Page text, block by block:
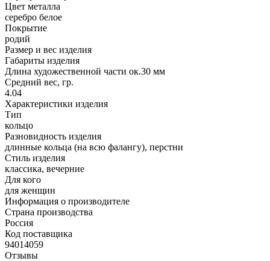
Цвет металла
серебро белое
Покрытие
родий
Размер и вес изделия
Габариты изделия
Длина художественной части ок.30 мм
Средний вес, гр.
4.04
Характеристики изделия
Тип
кольцо
Разновидность изделия
длинные кольца (на всю фалангу), перстни
Стиль изделия
классика, вечерние
Для кого
для женщин
Информация о производителе
Страна производства
Россия
Код поставщика
94014059
Отзывы